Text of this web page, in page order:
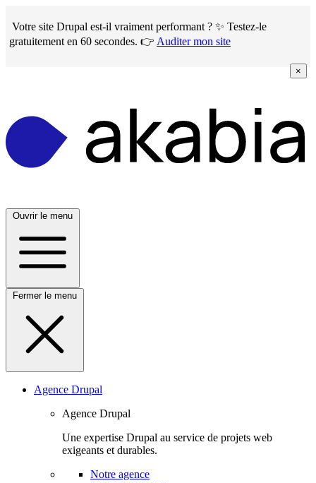
to
main
content
Votre site Drupal est-il vraiment performant ? ✨ Testez-le
gratuitement en 60 secondes. 👉 Auditer mon site
×
Ouvrir le menu
Fermer le menu
Agence Drupal
Agence Drupal
Une expertise Drupal au service de projets web
exigeants et durables.
Notre agence